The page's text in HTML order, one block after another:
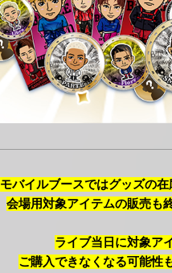
モバイルブースではグッズの
会場用対象アイテムの販売も
ライブ当日に対象ア
ご購入できなくなる可能性